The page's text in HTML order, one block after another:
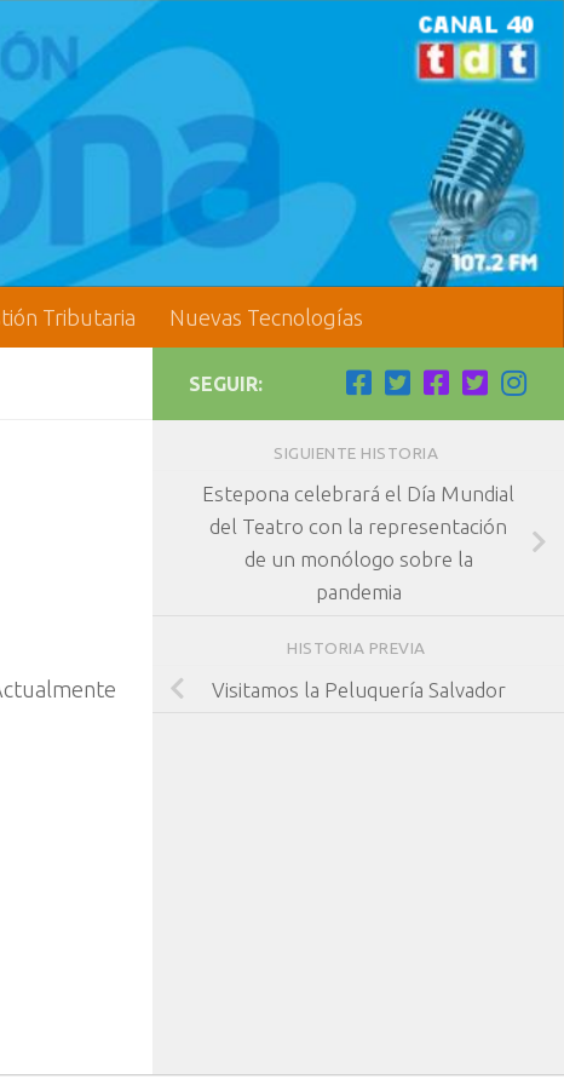
Tributaria Nuevas Tecnologías
SEGUIR:
SIGUIENTE HISTORIA
Estepona celebrará el Día Mundial
del Teatro con la representación
de un monólogo sobre la
pandemia
HISTORIA PREVIA
Visitamos la Peluquería Salvador